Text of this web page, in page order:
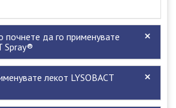
почнете да го применувате
Spray®
лекот LYSOBACT